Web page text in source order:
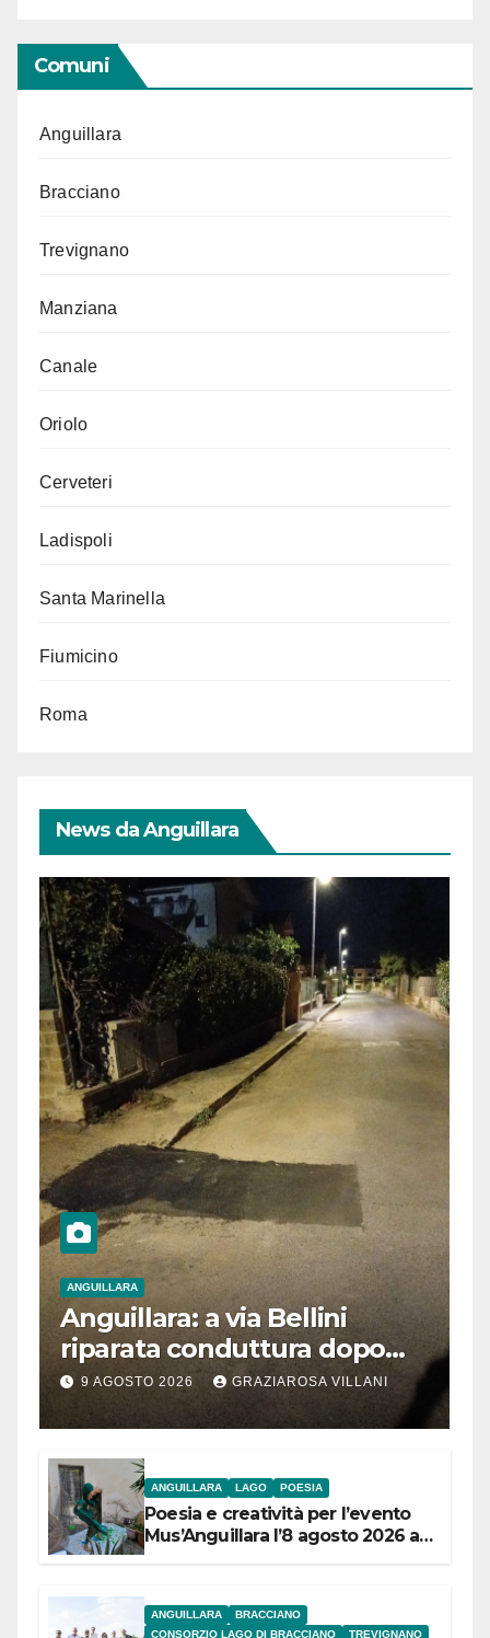
Comuni
Anguillara
Bracciano
Trevignano
Manziana
Canale
Oriolo
Cerveteri
Ladispoli
Santa Marinella
Fiumicino
Roma
News da Anguillara
ANGUILLARA
Anguillara: a via Bellini
riparata conduttura dopo
segnalazione IdD
9 AGOSTO 2026 GRAZIAROSA VILLANI
ANGUILLARA LAGO POESIA
Poesia e creatività per l’evento
Mus’Anguillara l’8 agosto 2026 al
ANGUILLARA
BRACCIANO
CONSORZIO LAGO DI BRACCIANO
TREVIGNANO